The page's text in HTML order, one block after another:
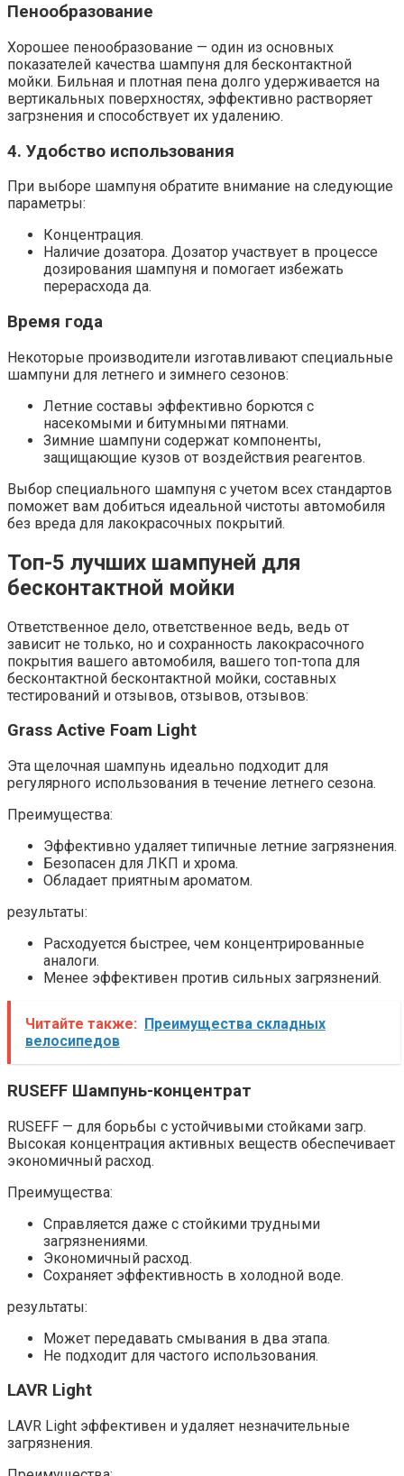
Пенообразование
Хорошее пенообразование — один из основных
показателей качества шампуня для бесконтактной
мойки. Бильная и плотная пена долго удерживается на
вертикальных поверхностях, эффективно растворяет
загрзнения и способствует их удалению.​
4. Удобство использования
При выборе шампуня обратите внимание на следующие
параметры:
Концентрация.​
Наличие дозатора.​ Дозатор участвует в процессе
дозирования шампуня и помогает избежать
перерасхода да.
Время года
Некоторые производители изготавливают специальные
шампуни для летнего и зимнего сезонов:
Летние составы эффективно борются с
насекомыми и битумными пятнами.​
Зимние шампуни содержат компоненты,
защищающие кузов от воздействия реагентов.​
Выбор специального шампуня с учетом всех стандартов
поможет вам добиться идеальной чистоты автомобиля
без вреда для лакокрасочных покрытий.​
Топ-5 лучших шампуней для
бесконтактной мойки
Ответственное дело, ответственное ведь, ведь от
зависит не только, но и сохранность лакокрасочного
покрытия вашего автомобиля, вашего топ-топа для
бесконтактной бесконтактной мойки, составных
тестирований и отзывов, отзывов, отзывов:
Grass Active Foam Light
Эта щелочная шампунь идеально подходит для
регулярного использования в течение летнего сезона.​
Преимущества:
Эффективно удаляет типичные летние загрязнения.
Безопасен для ЛКП и хрома.​
Обладает приятным ароматом.
результаты:
Расходуется быстрее, чем концентрированные
аналоги.​
Менее эффективен против сильных загрязнений.
Читайте также: Преимущества складных
велосипедов
RUSEFF Шампунь-концентрат
RUSEFF — для борьбы с устойчивыми стойками загр.
Высокая концентрация активных веществ обеспечивает
экономичный расход.​
Преимущества:
Справляется даже с стойкими трудными
загрязнениями.​
Экономичный расход.​
Сохраняет эффективность в холодной воде.​
результаты:
Может передавать смывания в два этапа.​
Не подходит для частого использования.​
LAVR Light
LAVR Light эффективен и удаляет незначительные
загрязнения.​